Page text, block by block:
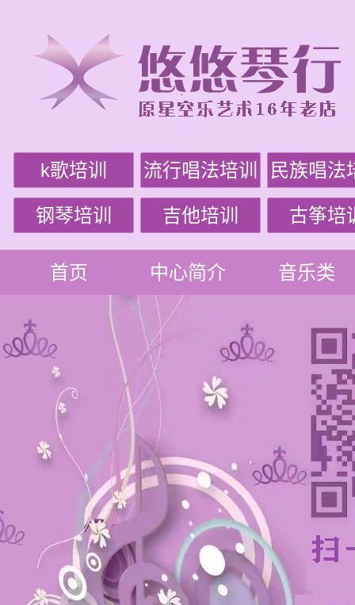
k歌培训 流行唱法培训 民族唱法
钢琴培训 吉他培训 古筝培
首页 中心简介 音乐类